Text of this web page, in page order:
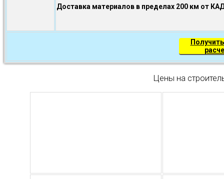
Доставка материалов в пределах 200 км от
Цены на